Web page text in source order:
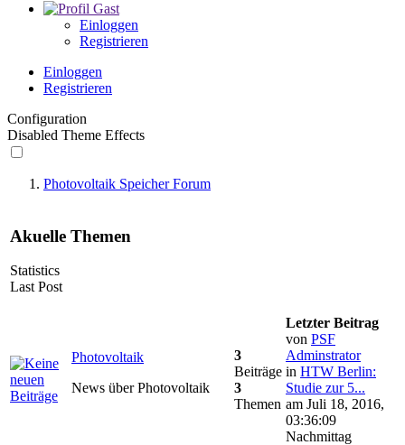
Gast
Einloggen
Registrieren
Einloggen
Registrieren
Configuration
Disabled Theme Effects
Photovoltaik Speicher Forum
Akuelle Themen
Statistics
Last Post
Photovoltaik
News über Photovoltaik
3
Beiträge
3
Themen
Letzter Beitrag
von PSF
Adminstrator
in HTW Berlin:
Studie zur 5...
am Juli 18, 2016,
03:36:09
Nachmittag